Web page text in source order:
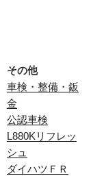
その他
車検・整備・鈑
金
公認車検
L880Kリフレッ
シュ
ダイハツＦＲ